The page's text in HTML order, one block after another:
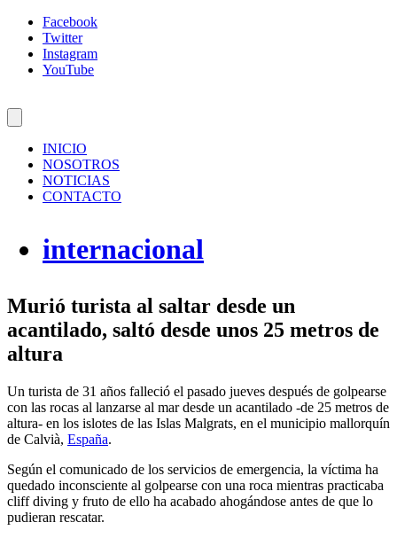
Facebook
Twitter
Instagram
YouTube
INICIO
NOSOTROS
NOTICIAS
CONTACTO
internacional
Murió turista al saltar desde un
acantilado, saltó desde unos 25 metros de
altura
Un turista de 31 años falleció el pasado jueves después de golpearse
con las rocas al lanzarse al mar desde un acantilado -de 25 metros de
altura- en los islotes de las Islas Malgrats, en el municipio mallorquín
de Calvià, España.
Según el comunicado de los servicios de emergencia, la víctima ha
quedado inconsciente al golpearse con una roca mientras practicaba
cliff diving y fruto de ello ha acabado ahogándose antes de que lo
pudieran rescatar.